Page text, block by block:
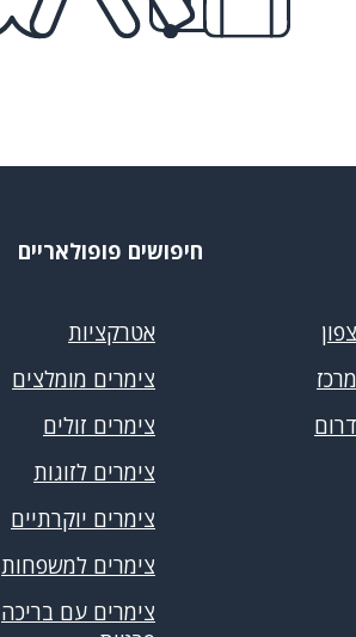
חיפושים פופולאריים
אטרקציות
צימרים מומלצים
צימרים זולים
צימרים לזוגות
צימרים יוקרתיים
צימרים למשפחות
צימרים עם בריכה